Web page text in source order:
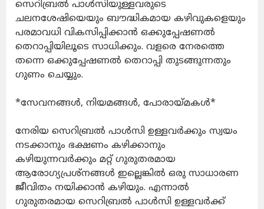
സെറിബ്രൽ പാൾസിയുള്ളവരുടെ
ചലനശേഷിയെയും ബൗദ്ധികമായ കഴിവുകളെയും
പരമാവധി വികസിപ്പിക്കാൻ ഒക്കുപ്പേഷണൽ
തെറാപ്പിയിലൂടെ സാധിക്കും. വളരെ നേരത്തെ
തന്നെ ഒക്കുപ്പേഷണൽ തെറാപ്പി തുടങ്ങുന്നതും
ഗുണം ചെയ്യും.
*സേവനങ്ങൾ, നിയമങ്ങൾ, പോരായ്മകൾ*
നേരിയ സെറിബ്രൽ പാൾസി ഉള്ളവർക്കും സ്വയം
നടക്കാനും ഭക്ഷണം കഴിക്കാനും
കഴിയുന്നവർക്കും മറ്റ് ഗുരുതരമായ
ആരോഗ്യപ്രശ്നങ്ങൾ ഇല്ലെങ്കിൽ ഒരു സാധാരണ
ജീവിതം നയിക്കാൻ കഴിയും. എന്നാൽ
ഗുരുതരമായ സെറിബ്രൽ പാൾസി ഉള്ളവർക്ക്